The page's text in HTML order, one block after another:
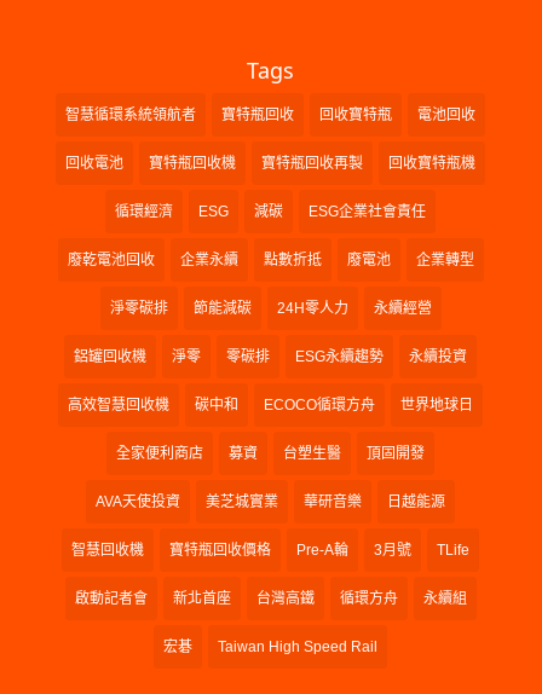
Tags
智慧循環系統領航者 寶特瓶回收 回收寶特瓶 電池回收
回收電池 寶特瓶回收機 寶特瓶回收再製 回收寶特瓶機
循環經濟 ESG 減碳 ESG企業社會責任
廢乾電池回收 企業永續 點數折抵 廢電池 企業轉型
淨零碳排 節能減碳 24H零人力 永續經營
鋁罐回收機 淨零 零碳排 ESG永續趨勢 永續投資
高效智慧回收機 碳中和 ECOCO循環方舟 世界地球日
全家便利商店 募資 台塑生醫 頂固開發
AVA天使投資 美芝城實業 華研音樂 日越能源
智慧回收機 寶特瓶回收價格 Pre-A輪 3月號 TLife
啟動記者會 新北首座 台灣高鐵 循環方舟 永續組
宏碁 Taiwan High Speed Rail